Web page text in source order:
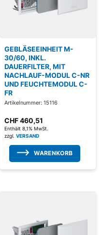
GEBLÄSEEINHEIT M-
30/60, INKL.
DAUERFILTER, MIT
NACHLAUF-MODUL C-NR
UND FEUCHTEMODUL C-
FR
Artikelnummer: 15116
CHF460,51
Enthält 8,1% MwSt.
zzgl. VERSAND
WARENKORB